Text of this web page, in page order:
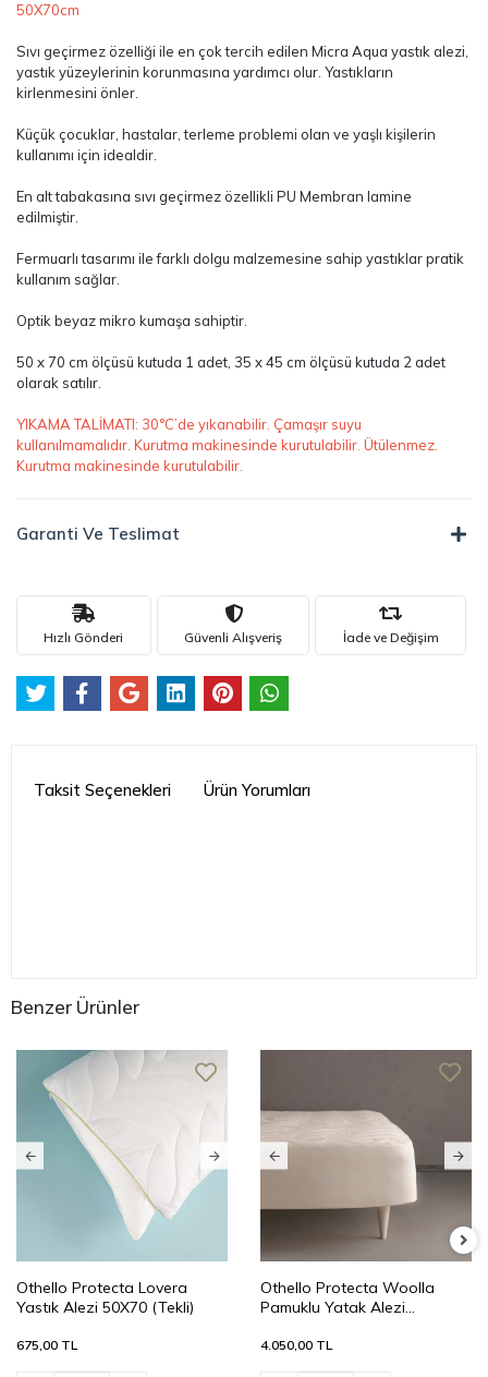
50X70cm
Sıvı geçirmez özelliği ile en çok tercih edilen Micra Aqua yastık alezi,
yastık yüzeylerinin korunmasına yardımcı olur. Yastıkların
kirlenmesini önler.
Küçük çocuklar, hastalar, terleme problemi olan ve yaşlı kişilerin
kullanımı için idealdir.
En alt tabakasına sıvı geçirmez özellikli PU Membran lamine
edilmiştir.
Fermuarlı tasarımı ile farklı dolgu malzemesine sahip yastıklar pratik
kullanım sağlar.
Optik beyaz mikro kumaşa sahiptir.
50 x 70 cm ölçüsü kutuda 1 adet, 35 x 45 cm ölçüsü kutuda 2 adet
olarak satılır.
YIKAMA TALİMATI: 30°C’de yıkanabilir. Çamaşır suyu
kullanılmamalıdır. Kurutma makinesinde kurutulabilir. Ütülenmez.
Kurutma makinesinde kurutulabilir.
Garanti Ve Teslimat
Hızlı Gönderi Güvenli Alışveriş İade ve Değişim
Taksit Seçenekleri Ürün Yorumları
Benzer Ürünler
Othello Protecta Lovera
Yastık Alezi 50X70 (Tekli)
675,00 TL
Othello Protecta Woolla
Pamuklu Yatak Alezi
4.050,00 TL